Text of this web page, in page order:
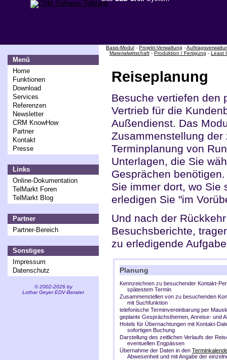
Menü
Home
Funktionen
Download
Services
Referenzen
Newsletter
CRM KnowHow
Partner
Kontakt
Presse
Links
Online-Dokumentation
TelMarkt Foren
TelMarkt Blog
Partner
Partner-Bereich
Sonstiges
Impressum
Datenschutz
© 2002-2026 by
Lothar Geyer EDV-Berater
Basis-Modul - Projekt-Verwaltung -
Materialwirtschaft - Produktion / Fertigung - Least
Reiseplanung
Besuche vertiefen den
Vertrieb für die
Außendienst. Das
Zusammenstellung
Terminplanung von
Unterlagen, die Sie
Gesprächen
Sie immer dort, wo Sie
erledigen Sie "im
Und nach der
Besuchsberichte,
zu erledigende
Planung
Kennzeichnen zu besuchender Kontakt-
spätestem Termin
Zusammenstellen von zu besuchenden
mit Suchfunktion
telefonische Terminvereinbarung per
geplante Gesprächsthemen, Anreise- und
Hotels für Übernachtungen mit Kontakt-
sofortigen Buchung
Darstellung des zeitlichen Verlaufs der
eventuellen Engpässen
Übernahme der Daten in den
Abwesenheit und mit Angabe der